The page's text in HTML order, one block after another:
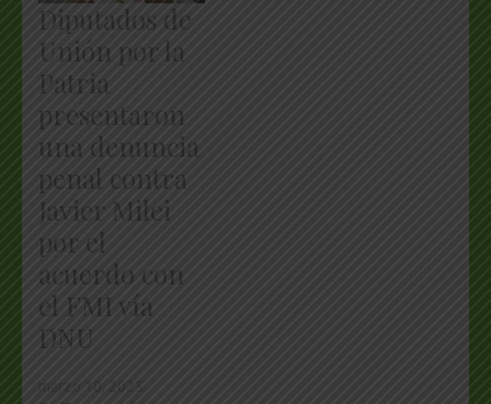
Diputados de
Unión por la
Patria
presentaron
una denuncia
penal contra
Javier Milei
por el
acuerdo con
el FMI vía
DNU